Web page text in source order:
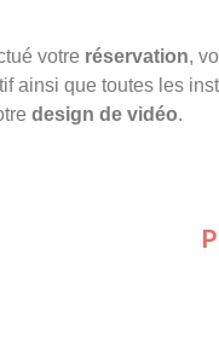
votre réservation,
ainsi que toutes les
design de vidéo.